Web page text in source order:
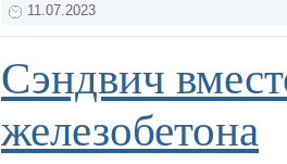
11.07.2023
Сэндвич
железобетона